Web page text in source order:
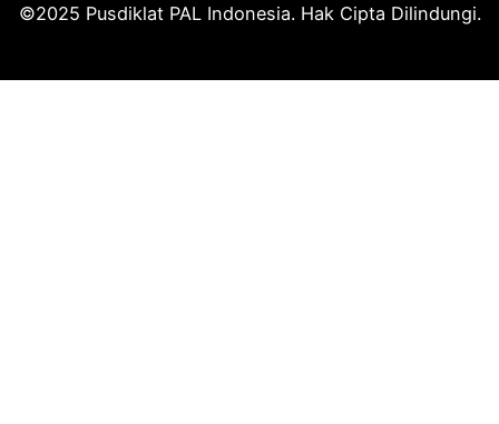
©2025 Pusdiklat PAL Indonesia. Hak Cipta Dilindungi.